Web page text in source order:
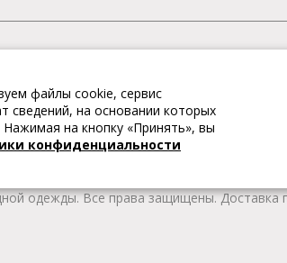
женской, мужской, детской одежды и
из Европы по привлекательным
представлена модная одежда различных
мужской обуви на любой сезон. Весь
одежды. Все права защищены. Доставка
файлы cookie, сервис
сведений, на основании которых
на кнопку «Принять», вы
конфиденциальности